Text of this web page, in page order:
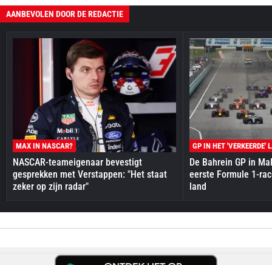
AANBEVOLEN DOOR DE REDACTIE
MAX IN NASCAR?
NASCAR-teameigenaar bevestigt
gesprekken met Verstappen: "Het staat
zeker op zijn radar"
GP IN HET 'VERKEERDE'
De Bahrein GP in
eerste Formule 1-
land